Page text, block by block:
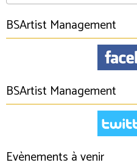
BSArtist Management
BSArtist Management
Evènements à venir